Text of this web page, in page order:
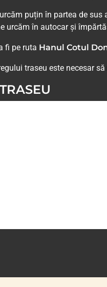
puțin în partea de
urcăm în autocar și
fi pe ruta Hanul Cotul
traseu este necesar să